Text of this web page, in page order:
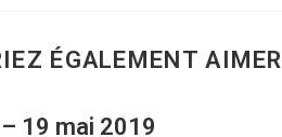
ÉGALEMENT AIMER
19 mai 2019